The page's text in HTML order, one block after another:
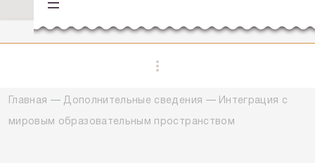
Главная — Дополнительные сведения — Интеграция с
мировым образовательным пространством